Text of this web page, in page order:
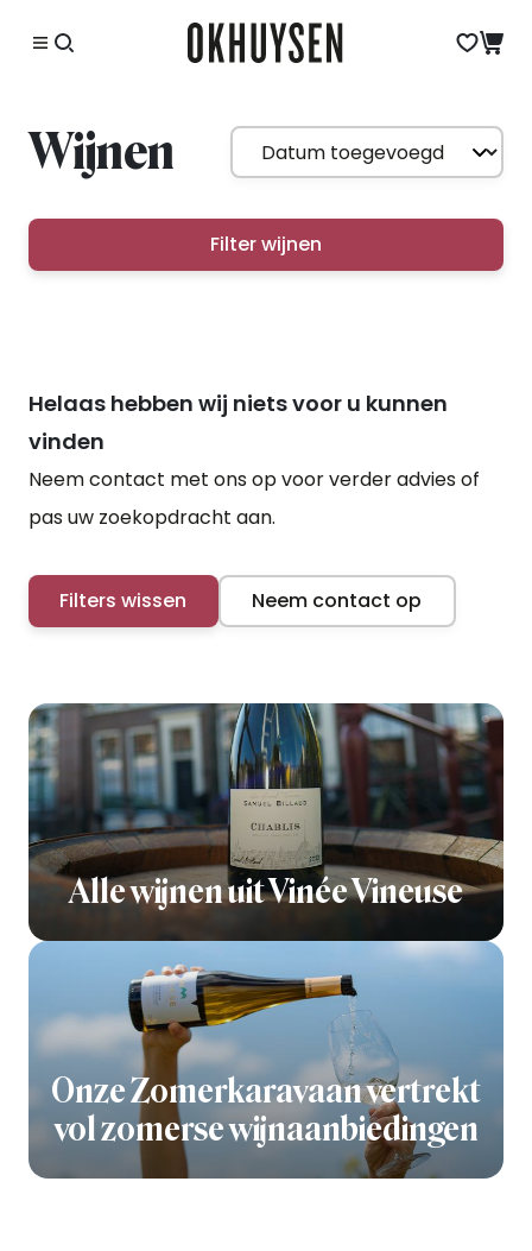
Wijnen
Filter wijnen
Helaas hebben wij niets voor u kunnen
vinden
Neem contact met ons op voor verder advies of
pas uw zoekopdracht aan.
Filters wissen Neem contact op
Alle wijnen uit Vinée Vineuse
Onze Zomerkaravaan vertrekt
vol zomerse wijnaanbiedingen